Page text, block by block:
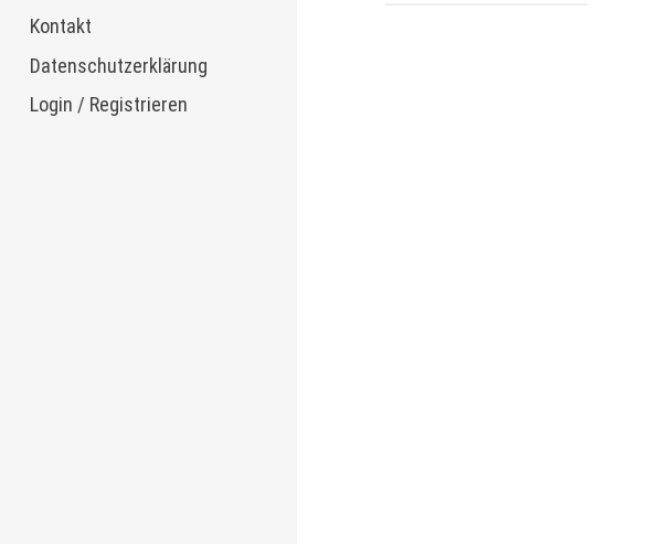
Kontakt
Datenschutzerklärung
Login / Registrieren